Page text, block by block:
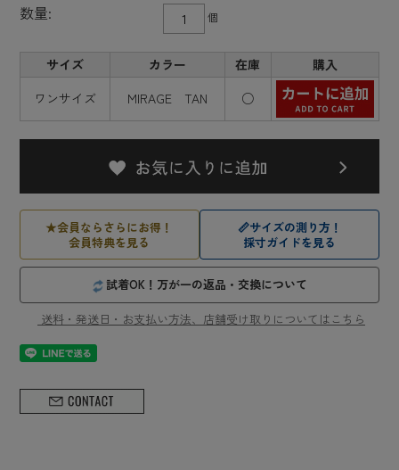
数量:
個
サイズ カラー 在庫
購入
ワンサイズ
MIRAGE TAN ○
★会員ならさらにお得！
会員特典を見る
📏サイズの測り方！
採寸ガイドを見る
試着OK！万が一の返品・交換について
送料・発送日・お支払い方法、店舗受け取りについてはこちら